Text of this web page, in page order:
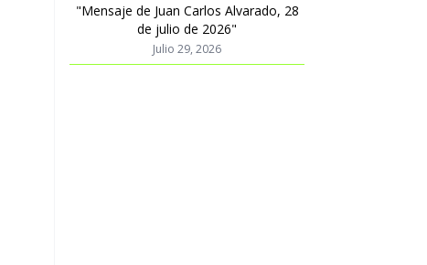
"Mensaje de Juan Carlos Alvarado, 28
de julio de 2026"
Julio 29, 2026